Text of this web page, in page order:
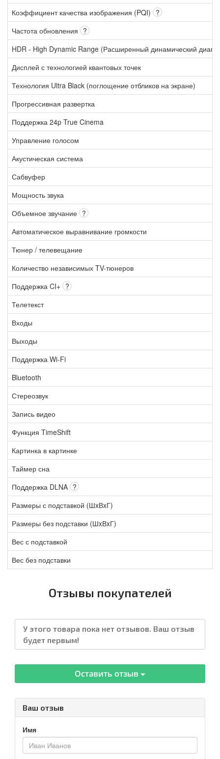
Коэффициент качества изображения (PQI) ?
Частота обновления ?
HDR - High Dynamic Range (Расширенный динамический
Дисплей с технологией квантовых точек
Технология Ultra Black (поглощение отбликов на экране)
Прогрессивная развертка
Поддержка 24p True Cinema
Управление голосом
Акустическая система
Сабвуфер
Мощность звука
Объемное звучание ?
Автоматическое выравнивание громкости
Тюнер / телевещание
Количество независимых TV-тюнеров
Поддержка CI+ ?
Телетекст
Входы
Выходы
Поддержка Wi-Fi
Bluetooth
Стереозвук
Запись видео
Функция TimeShift
Картинка в картинке
Таймер сна
Поддержка DLNA ?
Размеры с подставкой (ШxВxГ)
Размеры без подставки (ШxВxГ)
Вес с подставкой
Вес без подставки
Отзывы покупателей
У этого товара пока нет отзывов. Ваш отзыв
будет первым!
Оставить отзыв
Ваш отзыв
Имя